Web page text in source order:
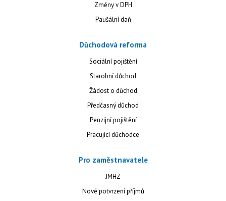
Změny v DPH
Paušální daň
Důchodová reforma
Sociální pojištění
Starobní důchod
Žádost o důchod
Předčasný důchod
Penzijní pojištění
Pracující důchodce
Pro zaměstnavatele
JMHZ
Nové potvrzení příjmů